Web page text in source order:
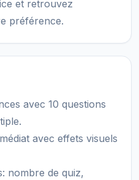
et retrouvez
préférence.
avec 10 questions
avec effets visuels
nombre de quiz,